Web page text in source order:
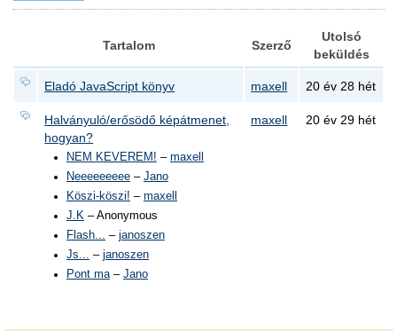
Tartalom Szerző
Utolsó
beküldés
Eladó JavaScript könyv maxell 20 év 28 hét
Halványuló/erősödő képátmenet,
hogyan?
NEM KEVEREM! – maxell
Neeeeeeeee– Jano
Köszi-köszi! – maxell
J.K– Anonymous
Flash... – janoszen
Js...
– janoszen
Pont ma– Jano
maxell 20 év 29 hét